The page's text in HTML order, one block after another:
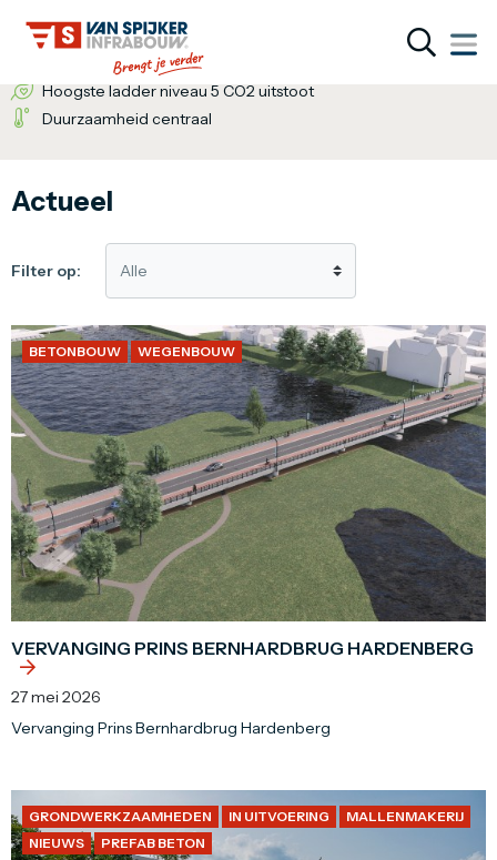
Wij bieden de totaaloplossing
Een inventieve denkwijze
Hoogste ladder niveau 5 CO2 uitstoot
Duurzaamheid centraal
Actueel
Filter op:
BETONBOUW WEGENBOUW
VERVANGING PRINS BERNHARDBRUG HARDENBERG
27 mei 2026
Vervanging Prins Bernhardbrug Hardenberg
GRONDWERKZAAMHEDEN IN UITVOERING
MALLENMAKERIJ
NIEUWS
PREFAB BETON